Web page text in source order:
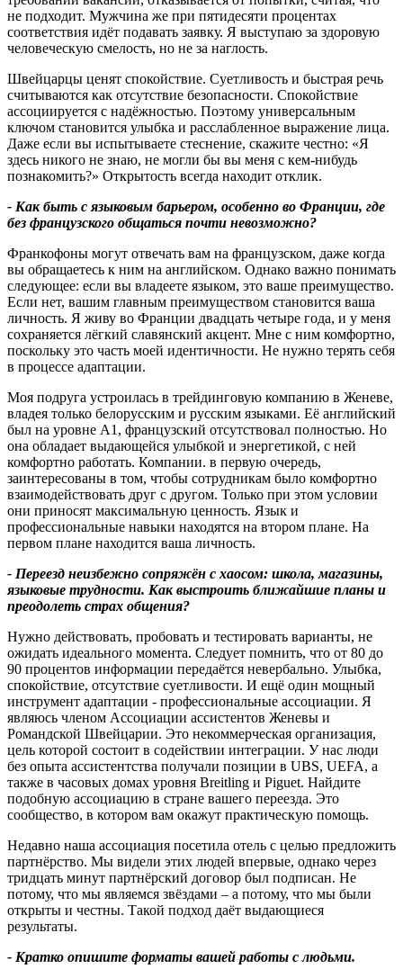
не подходит. Мужчина же при пятидесяти процентах
соответствия идёт подавать заявку. Я выступаю за здоровую
человеческую смелость, но не за наглость.
Швейцарцы ценят спокойствие. Суетливость и быстрая речь
считываются как отсутствие безопасности. Спокойствие
ассоциируется с надёжностью. Поэтому универсальным
ключом становится улыбка и расслабленное выражение лица.
Даже если вы испытываете стеснение, скажите честно: «Я
здесь никого не знаю, не могли бы вы меня с кем-нибудь
познакомить?» Открытость всегда находит отклик.
- Как быть с языковым барьером, особенно во Франции, где
без французского общаться почти невозможно?
Франкофоны могут отвечать вам на французском, даже когда
вы обращаетесь к ним на английском. Однако важно понимать
следующее: если вы владеете языком, это ваше преимущество.
Если нет, вашим главным преимуществом становится ваша
личность. Я живу во Франции двадцать четыре года, и у меня
сохраняется лёгкий славянский акцент. Мне с ним комфортно,
поскольку это часть моей идентичности. Не нужно терять себя
в процессе адаптации.
Моя подруга устроилась в трейдинговую компанию в Женеве,
владея только белорусским и русским языками. Её английский
был на уровне А1, французский отсутствовал полностью. Но
она обладает выдающейся улыбкой и энергетикой, с ней
комфортно работать. Компании. в первую очередь,
заинтересованы в том, чтобы сотрудникам было комфортно
взаимодействовать друг с другом. Только при этом условии
они приносят максимальную ценность. Язык и
профессиональные навыки находятся на втором плане. На
первом плане находится ваша личность.
- Переезд неизбежно сопряжён с хаосом: школа,магазины,
языковые трудности. Как выстроить ближайшие планы и
преодолеть страх общения?
Нужно действовать, пробовать и тестировать варианты, не
ожидать идеального момента. Следует помнить, что от 80 до
90 процентов информации передаётся невербально. Улыбка,
спокойствие, отсутствие суетливости. И ещё один мощный
инструмент адаптации - профессиональные ассоциации. Я
являюсь членом Ассоциации ассистентов Женевы и
Романдской Швейцарии. Это некоммерческая организация,
цель которой состоит в содействии интеграции. У нас люди
без опыта ассистентства получали позиции в UBS, UEFA, а
также в часовых домах уровня Breitling и Piguet. Найдите
подобную ассоциацию в стране вашего переезда. Это
сообщество, в котором вам окажут практическую помощь.
Недавно наша ассоциация посетила отель с целью предложить
партнёрство. Мы видели этих людей впервые, однако через
тридцать минут партнёрский договор был подписан. Не
потому, что мы являемся звёздами – а потому, что мы были
открыты и честны. Такой подход даёт выдающиеся
результаты.
- Кратко опишите форматы вашей работы с людьми.